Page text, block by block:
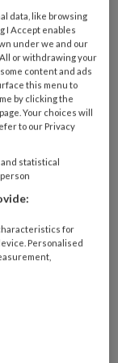
De
na
is
kunnen
data, like browsing
I Accept enables
under we and our
or withdrawing your
content and ads
this menu to
by clicking the
Your choices will
to our Privacy
statistical
for
Personalised